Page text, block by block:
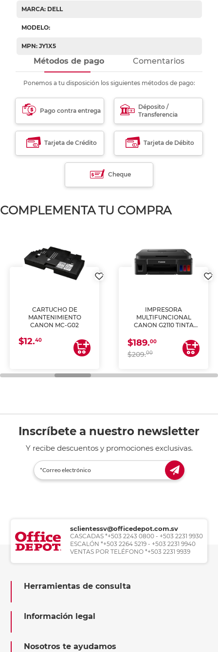
MARCA: DELL
MODELO:
MPN: JY1X5
Métodos de pago Comentarios
Ponemos a tu disposición los siguientes métodos de pago:
Pago contra entrega
Déposito /
Transferencia
Tarjeta de Crédito Tarjeta de Débito
Cheque
COMPLEMENTA TU COMPRA
CARTUCHO DE
MANTENIMIENTO
CANON MC-G02
$12.40
IMPRESORA
MULTIFUNCIONAL
CANON G2110 TINTA
$189.00
$209.00
Inscríbete a nuestro newsletter
Y recibe descuentos y promociones exclusivas.
sclientessv@officedepot.com.sv
CASCADAS *+503 2243 0800 - +503 2231 9930
ESCALÓN *+503 2264 5219 - +503 2231 9940
VENTAS POR TELÉFONO *+503 2231 9939
Herramientas de consulta
Información legal
Nosotros te ayudamos